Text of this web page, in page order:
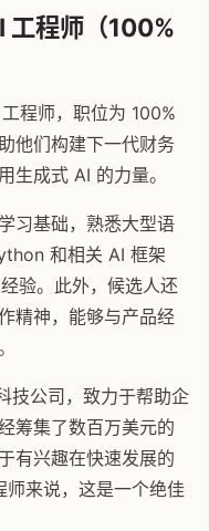
程师（100%
程师，职位为 100%
他们构建下一代财务
生成式 AI 的力量。
习基础，熟悉大型语
和相关 AI 框架
验。此外，候选人还
精神，能够与产品经
技公司，致力于帮助企
筹集了数百万美元的
有兴趣在快速发展的
来说，这是一个绝佳